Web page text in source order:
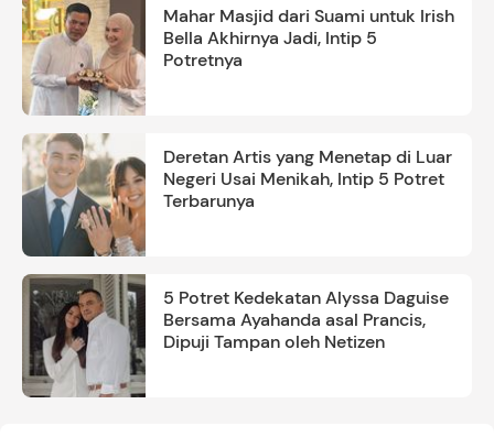
Mahar Masjid dari Suami untuk Irish
Bella Akhirnya Jadi, Intip 5
Potretnya
Deretan Artis yang Menetap di Luar
Negeri Usai Menikah, Intip 5 Potret
Terbarunya
5 Potret Kedekatan Alyssa Daguise
Bersama Ayahanda asal Prancis,
Dipuji Tampan oleh Netizen